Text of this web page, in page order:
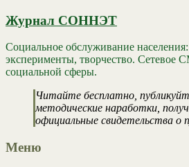
Журнал СОННЭТ
Социальное обслуживание
эксперименты, творчество. Сетевое
социальной сферы.
Читайте бесплатно,
методические наработки,
официальные свидетельства о
Меню